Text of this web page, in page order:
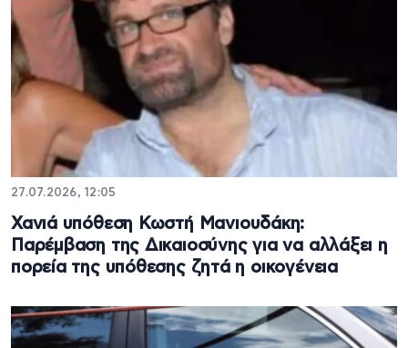
27.07.2026, 12:05
Χανιά υπόθεση Κωστή Μανιουδάκη:
Παρέμβαση της Δικαιοσύνης για να αλλάξει η
πορεία της υπόθεσης ζητά η οικογένεια